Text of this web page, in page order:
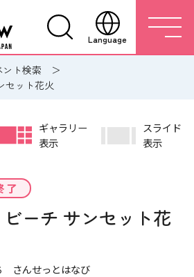
Language
ント検索
セット花火
了
ーチ サンセット花
さんせっとはなび
ギャラリー
表示
スライド
表示